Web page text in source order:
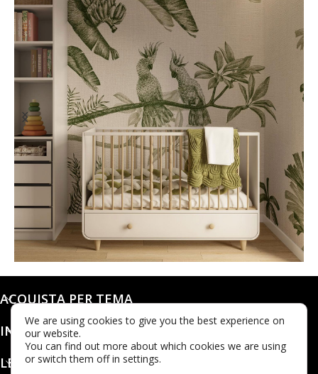
@karols_interiors
ACQUISTA PER TEMA
INFO
LEGALE
We are using cookies to give you the best experience on
our website.
You can find out more about which cookies we are using
or switch them off in settings.